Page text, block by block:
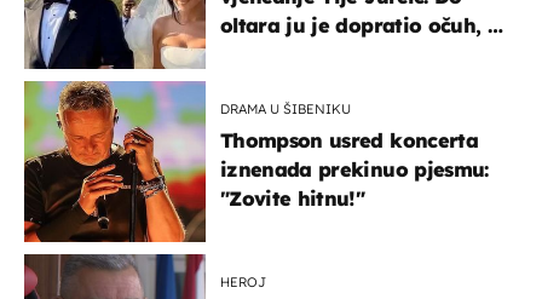
oltara ju je dopratio očuh, a
DRAMA U ŠIBENIKU
Thompson usred koncerta
iznenada prekinuo pjesmu:
"Zovite hitnu!"
HEROJ